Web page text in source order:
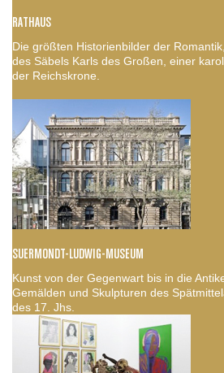
RATHAUS
Die größten Historienbilder der
des Säbels Karls des Großen, einer
der Reichskrone.
SUERMONDT-LUDWIG-MUSEUM
Kunst von der Gegenwart bis in die
Gemälden und Skulpturen des
des 17. Jhs.